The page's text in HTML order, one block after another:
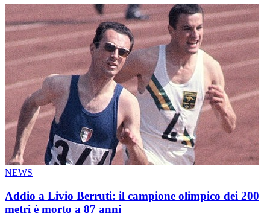
NEWS
Addio a Livio Berruti: il campione olimpico dei 200
metri è morto a 87 anni